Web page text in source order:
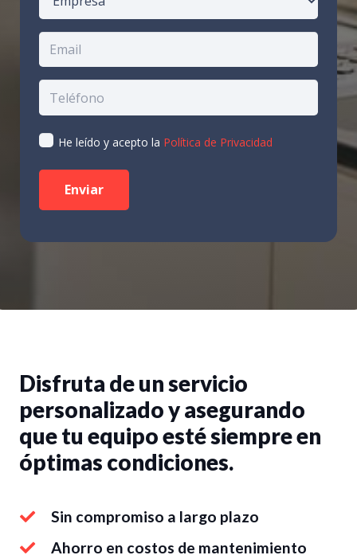
He leído y acepto la Política de Privacidad
Disfruta de un servicio
personalizado y asegurando
que tu equipo esté siempre en
óptimas condiciones.
Sin compromiso a largo plazo
Ahorro en costos de mantenimiento